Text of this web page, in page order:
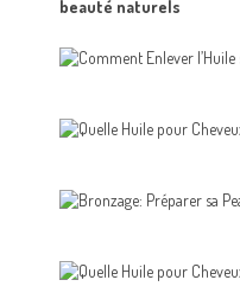
beauté naturels